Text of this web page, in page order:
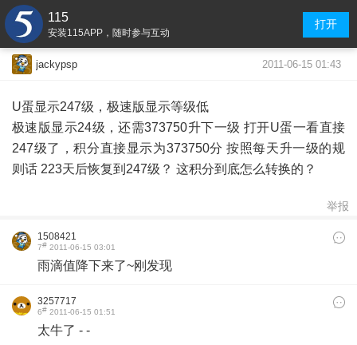
115
安装115APP，随时参与互动
打开
jackypsp 2011-06-15 01:43
U蛋显示247级，极速版显示等级低
极速版显示24级，还需373750升下一级 打开U蛋一看直接
247级了，积分直接显示为373750分 按照每天升一级的规
则话 223天后恢复到247级？ 这积分到底怎么转换的？
举报
1508421
7# 2011-06-15 03:01
雨滴值降下来了~刚发现
3257717
6# 2011-06-15 01:51
太牛了 - -